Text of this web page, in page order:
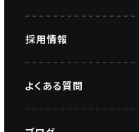
採用情報
よくある質問